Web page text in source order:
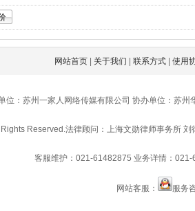
网站首页| 关于我们 联系方式| 使用
位：苏州一家人网络传媒有限公司 协办单位：苏
Reserved.法律顾问：上海文勋律师事务所 刘
客服维护：021-61482875 业务详情：021-
网站客服： 服务